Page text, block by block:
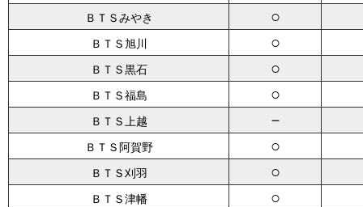
ＢＴＳみやき ○
ＢＴＳ旭川 ○
ＢＴＳ黒石 ○
ＢＴＳ福島 ○
ＢＴＳ上越 －
ＢＴＳ阿賀野 ○
ＢＴＳ刈羽 ○
ＢＴＳ津幡 ○